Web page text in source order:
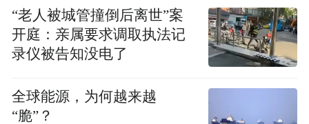
新规确已落实，暂时未见其他“反内卷”措
施。
“老人被城管撞倒后离世”案
开庭：亲属要求调取执法记
录仪被告知没电了
全球能源，为何越来越
“脆”？